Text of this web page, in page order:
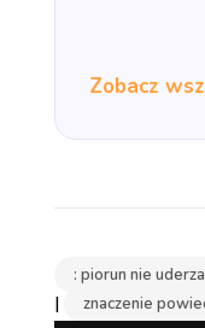
Zobacz
: piorun nie
| znaczenie